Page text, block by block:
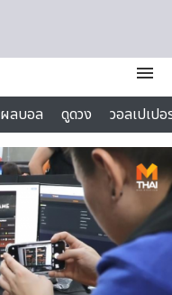
menu
ผลบอล ดูดวง
วอลเปเป